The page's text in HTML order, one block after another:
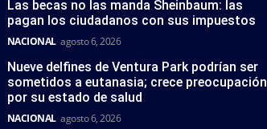
Las becas no las manda Sheinbaum: las
pagan los ciudadanos con sus impuestos
NACIONAL agosto 6, 2026
Nueve delfines de Ventura Park podrían ser
sometidos a eutanasia; crece preocupación
por su estado de salud
NACIONAL agosto 6, 2026